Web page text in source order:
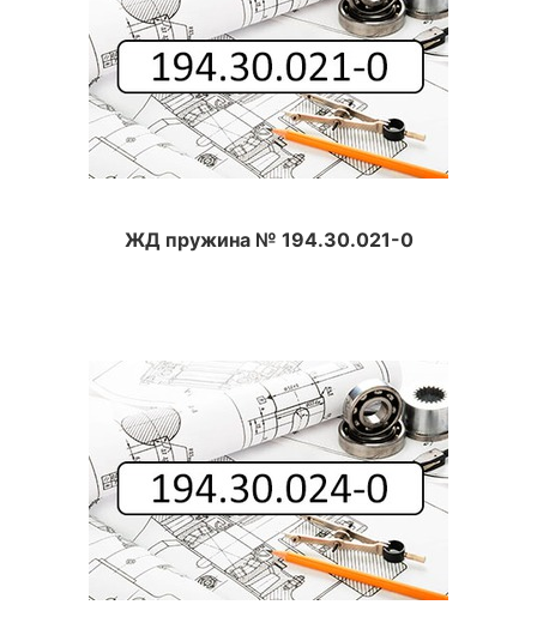
ЖД пружина № 194.30.021-0